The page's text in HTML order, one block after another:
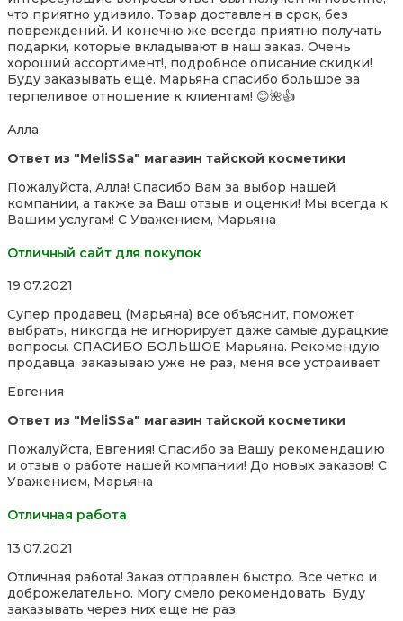
что приятно удивило. Товар доставлен в срок, без
повреждений. И конечно же всегда приятно получать
подарки, которые вкладывают в наш заказ. Очень
хороший ассортимент!, подробное описание,скидки!
Буду заказывать ещё. Марьяна спасибо большое за
терпеливое отношение к клиентам! 😊🌺👍
Алла
Ответ из "MeliSSa" магазин тайской косметики
Пожалуйста, Алла! Спасибо Вам за выбор нашей
компании, а также за Ваш отзыв и оценки! Мы всегда к
Вашим услугам! С Уважением, Марьяна
Отличный сайт для покупок
Rated
out
of
5
19.07.2021
Супер продавец (Марьяна) все объяснит, поможет
выбрать, никогда не игнорирует даже самые дурацкие
вопросы. СПАСИБО БОЛЬШОЕ Марьяна. Рекомендую
продавца, заказываю уже не раз, меня все устраивает
Евгения
Ответ из "MeliSSa" магазин тайской косметики
Пожалуйста, Евгения! Спасибо за Вашу рекомендацию
и отзыв о работе нашей компании! До новых заказов! С
Уважением, Марьяна
Отличная работа
Rated
out
of
5
13.07.2021
Отличная работа! Заказ отправлен быстро. Все четко и
доброжелательно. Могу смело рекомендовать. Буду
заказывать через них еще не раз.